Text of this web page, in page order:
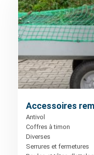
Accessoires
Antivol
Coffres à timon
Diverses
Serrures et fermetures